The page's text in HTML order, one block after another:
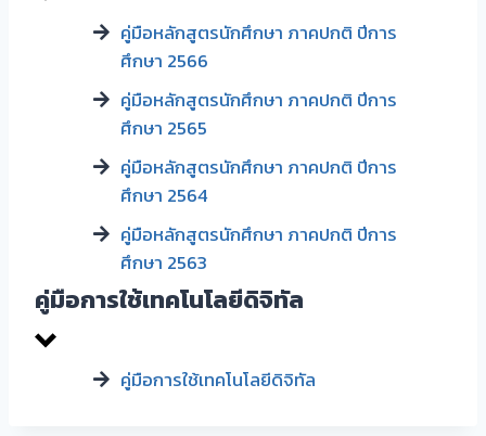
คู่มือหลักสูตรนักศึกษา ภาคปกติ ปีการ
ศึกษา 2566
คู่มือหลักสูตรนักศึกษา ภาคปกติ ปีการ
ศึกษา 2565
คู่มือหลักสูตรนักศึกษา ภาคปกติ ปีการ
ศึกษา 2564
คู่มือหลักสูตรนักศึกษา ภาคปกติ ปีการ
ศึกษา 2563
คู่มือการใช้เทคโนโลยีดิจิทัล
คู่มือการใช้เทคโนโลยีดิจิทัล